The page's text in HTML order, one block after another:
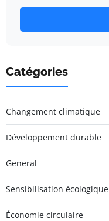
Catégories
Changement climatique
Développement durable
General
Sensibilisation écologique
Économie circulaire